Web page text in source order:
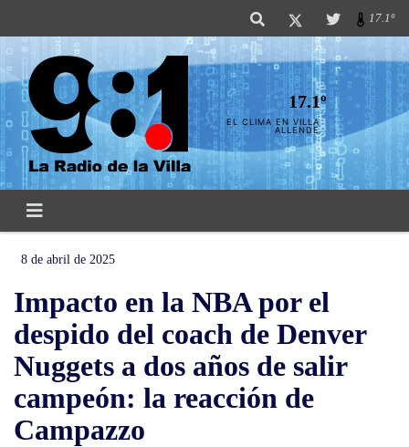
17.1º
17.1º
EL CLIMA EN VILLA
ALLENDE
8 de abril de 2025
Impacto en la NBA por el
despido del coach de Denver
Nuggets a dos años de salir
campeón: la reacción de
Campazzo